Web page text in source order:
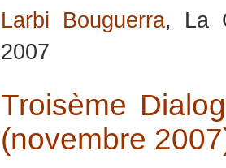
Larbi Bouguerra, La
2007
Troisème
(novembre